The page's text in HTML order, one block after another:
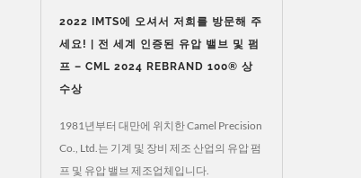
2022 IMTS에 오셔서 저희를 방문해 주
세요! | 전 세계 인증된 유압 밸브 및 펌
프 – CML 2024 REBRAND 100® 상
수상
1981년부터 대만에 위치한 Camel Precision
Co., Ltd.는 기계 및 장비 제조 산업의 유압 펌
프 및 유압 밸브 제조업체입니다.